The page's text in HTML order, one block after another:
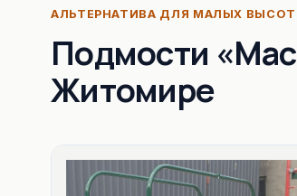
АЛЬТЕРНАТИВА ДЛЯ МАЛЫХ ВЫСОТ
Подмости
Житомире